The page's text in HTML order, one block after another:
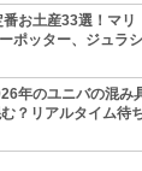
番お土産33選！マリ
ポッター、ジュラシ
SINGなどのグッズ情
年のユニバの混み
？リアルタイム待